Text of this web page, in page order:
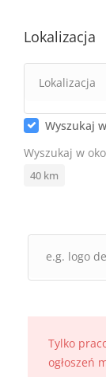
Lokalizacja
Wyszukaj
Wyszukaj w
40 km
Tylko
ogłoszeń